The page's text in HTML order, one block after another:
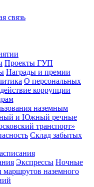
Проекты ГУП
Награды и премии
О персональных
коррупции
наземным
и Южный речные
транспорт»
Склад забытых
Экспрессы Ночные
наземного